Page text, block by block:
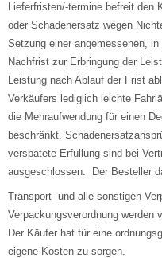
Lieferfristen/-termine befreit den
oder Schadenersatz wegen
Setzung einer angemessenen,
Nachfrist zur Erbringung der
Leistung nach Ablauf der Frist
Verkäufers lediglich leichte
die Mehraufwendung für einen
beschränkt.
verspätete Erfüllung sind bei
ausgeschlossen. Der Besteller
Transport- und alle sonstigen
Verpackungsverordnung werden
Der Käufer hat für eine
eigene Kosten zu sorgen.